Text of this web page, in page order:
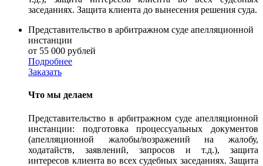
заседаниях. Защита клиента до вынесения решения суда.
Представительство в арбитражном суде апелляционной
инстанции
от 55 000 рублей
Подробнее
Заказать
Что мы делаем
Представительство в арбитражном суде апелляционной
инстанции: подготовка процессуальных документов
(апелляционной жалобы/возражений на жалобу,
ходатайств, заявлений, запросов и т.д.), защита
интересов клиента во всех судебных заседаниях. Защита